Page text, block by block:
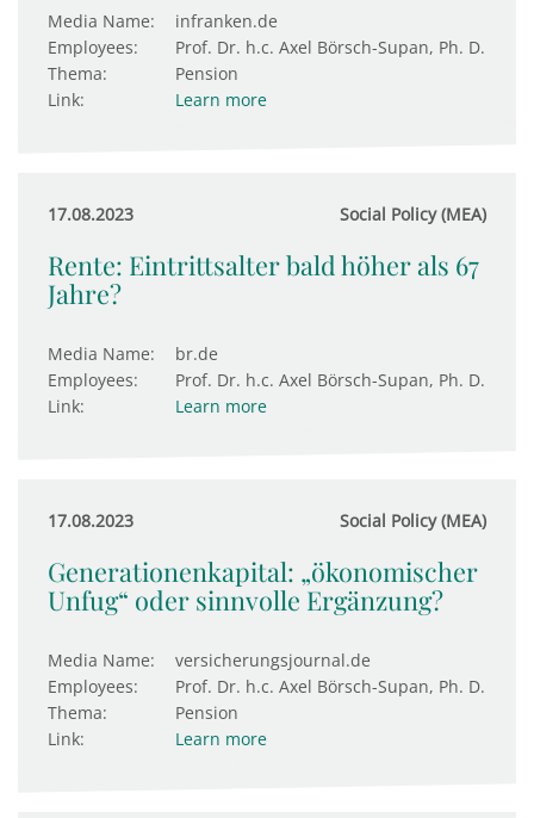
Media Name:
infranken.de
Employees:
Prof. Dr. h.c. Axel Börsch-Supan, Ph. D.
Thema:
Pension
Link:
Learn more
17.08.2023 Social Policy (MEA)
Rente: Eintrittsalter bald höher als 67
Jahre?
Media Name:
br.de
Employees:
Prof. Dr. h.c. Axel Börsch-Supan, Ph. D.
Link:
Learn more
17.08.2023 Social Policy (MEA)
Generationenkapital: „ökonomischer
Unfug“ oder sinnvolle Ergänzung?
Media Name:
versicherungsjournal.de
Employees:
Prof. Dr. h.c. Axel Börsch-Supan, Ph. D.
Thema:
Pension
Link:
Learn more